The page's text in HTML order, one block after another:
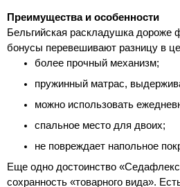
Преимущества и особенности
Бельгийская раскладушка дороже
бонусы перевешивают разницу в
более прочный механизм;
пружинный матрас,
можно использовать
спальное место для двоих;
не повреждает напольное
Еще одно достоинство
сохранность «товарного вида».